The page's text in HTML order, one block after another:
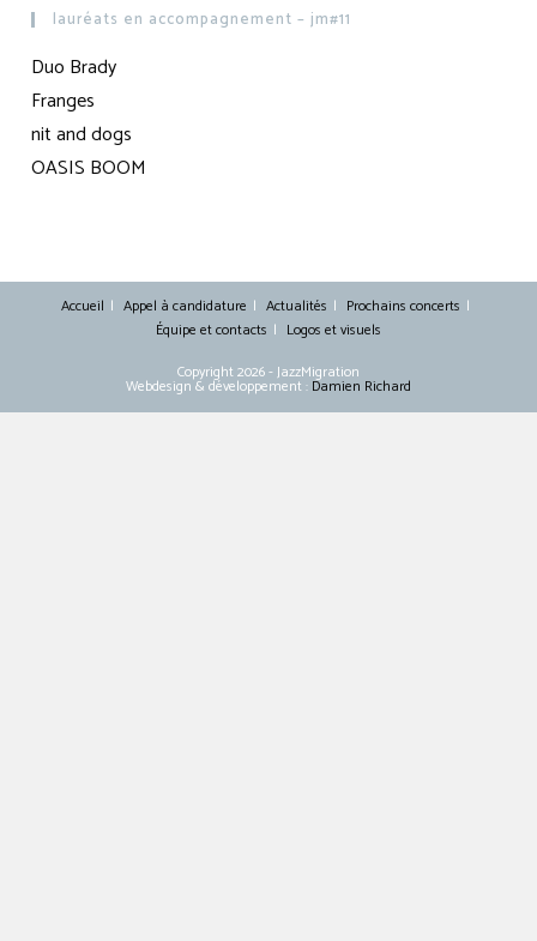
lauréats en accompagnement – jm#11
Duo Brady
Franges
nit and dogs
OASIS BOOM
Accueil Appel à candidature Actualités
Prochains concerts
Équipe et contacts
Logos et visuels
Copyright 2026 - JazzMigration
Webdesign & développement : Damien Richard